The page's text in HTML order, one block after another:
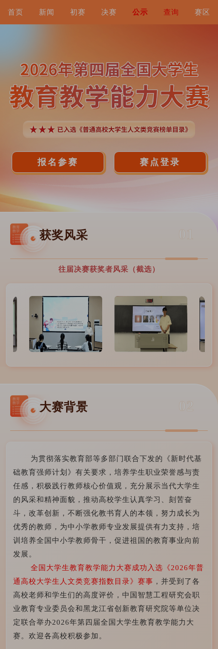
首页 新闻 初赛 决赛 公示 查询 赛区
报名参赛 赛点登录
获奖风采 01
往届决赛获奖者风采（截选）
大赛背景 02
为贯彻落实教育部等多部门联合下发的《新时代基
础教育强师计划》有关要求，培养学生职业荣誉感与责
任感，积极践行教师核心价值观，充分展示当代大学生
的风采和精神面貌，推动高校学生认真学习、刻苦奋
斗，改革创新，不断强化教书育人的本领，努力成长为
优秀的教师，为中小学教师专业发展提供有力支持，培
训培养全国中小学教师骨干，促进祖国的教育事业向前
发展。
全国大学生教育教学能力大赛成功入选《2026年普
通高校大学生人文类竞赛指数目录》赛事 ，并受到了各
高校老师和学生们的高度评价，中国智慧工程研究会职
业教育专业委员会和黑龙江省创新教育研究院等单位决
定联合举办2026年第四届全国大学生教育教学能力大
赛。欢迎各高校积极参加。